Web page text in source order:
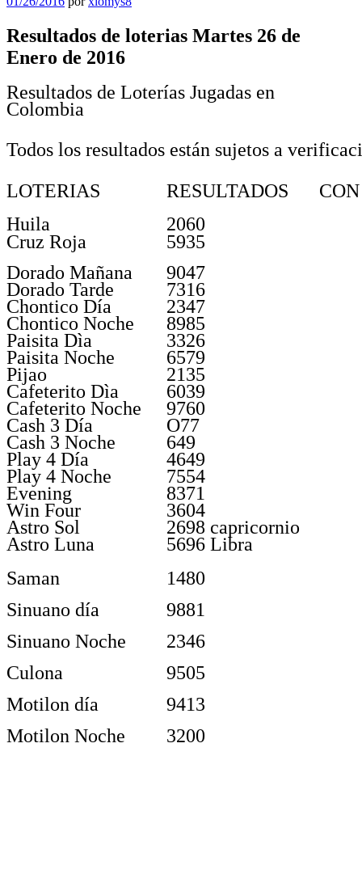
Resultados de loterias Martes 26 de
Enero de 2016
Resultados de Loterías Jugadas en
Colombia
Todos los resultados están sujetos a
LOTERIAS
RESULTADOS
CON
Huila
2060
Cruz Roja
5935
Dorado Mañana
9047
Dorado Tarde
7316
Chontico Día
2347
Chontico Noche
8985
Paisita Dìa
3326
Paisita Noche
6579
Pijao
2135
Cafeterito Dìa
6039
Cafeterito Noche
9760
Cash 3 Día
O77
Cash 3 Noche
649
Play 4 Día
4649
Play 4 Noche
7554
Evening
8371
Win Four
3604
Astro Sol
2698 capricornio
Astro Luna
5696 Libra
Saman
Sinuano día
Sinuano Noche
Culona
Motilon día
Motilon Noche
1480
9881
2346
9505
9413
3200